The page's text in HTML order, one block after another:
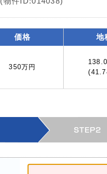
価格 地
350万円